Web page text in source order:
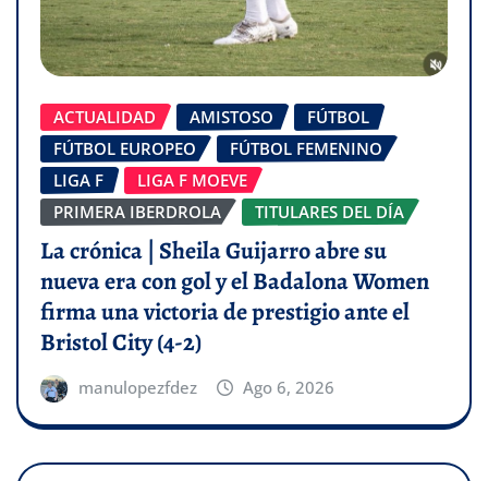
ACTUALIDAD AMISTOSO
FÚTBOL
FÚTBOL EUROPEO
FÚTBOL FEMENINO
LIGA F
LIGA F MOEVE
PRIMERA IBERDROLA
TITULARES DEL DÍA
La crónica | Sheila Guijarro abre su
nueva era con gol y el Badalona Women
firma una victoria de prestigio ante el
Bristol City (4-2)
manulopezfdez Ago 6, 2026